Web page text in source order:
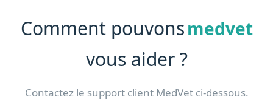
Comment pouvonsmedvet
vous aider ?
Contactez le support client MedVet ci-dessous.